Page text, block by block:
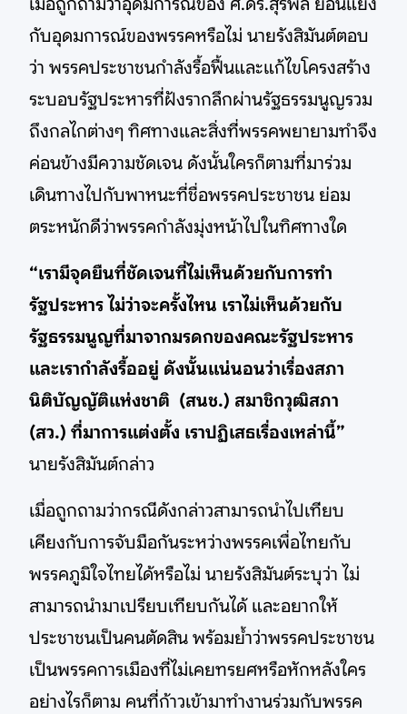
กับอุดมการณ์ของพรรคหรือไม่ นายรังสิมันต์ตอบ
ว่า พรรคประชาชนกำลังรื้อฟื้นและแก้ไขโครงสร้าง
ระบอบรัฐประหารที่ฝังรากลึกผ่านรัฐธรรมนูญรวม
ถึงกลไกต่างๆ ทิศทางและสิ่งที่พรรคพยายามทำจึง
ค่อนข้างมีความชัดเจน ดังนั้นใครก็ตามที่มาร่วม
เดินทางไปกับพาหนะที่ชื่อพรรคประชาชน ย่อม
ตระหนักดีว่าพรรคกำลังมุ่งหน้าไปในทิศทางใด
“เรามีจุดยืนที่ชัดเจนที่ไม่เห็นด้วยกับการทำ
รัฐประหาร ไม่ว่าจะครั้งไหน เราไม่เห็นด้วยกับ
รัฐธรรมนูญที่มาจากมรดกของคณะรัฐประหาร
และเรากำลังรื้ออยู่ ดังนั้นแน่นอนว่าเรื่องสภา
นิติบัญญัติแห่งชาติ (สนช.) สมาชิกวุฒิสภา
(สว.) ที่มาการแต่งตั้ง เราปฏิเสธเรื่องเหล่านี้”
นายรังสิมันต์กล่าว
เมื่อถูกถามว่ากรณีดังกล่าวสามารถนำไปเทียบ
เคียงกับการจับมือกันระหว่างพรรคเพื่อไทยกับ
พรรคภูมิใจไทยได้หรือไม่ นายรังสิมันต์ระบุว่า ไม่
สามารถนำมาเปรียบเทียบกันได้ และอยากให้
ประชาชนเป็นคนตัดสิน พร้อมย้ำว่าพรรคประชาชน
เป็นพรรคการเมืองที่ไม่เคยทรยศหรือหักหลังใคร
อย่างไรก็ตาม คนที่ก้าวเข้ามาทำงานร่วมกับพรรค